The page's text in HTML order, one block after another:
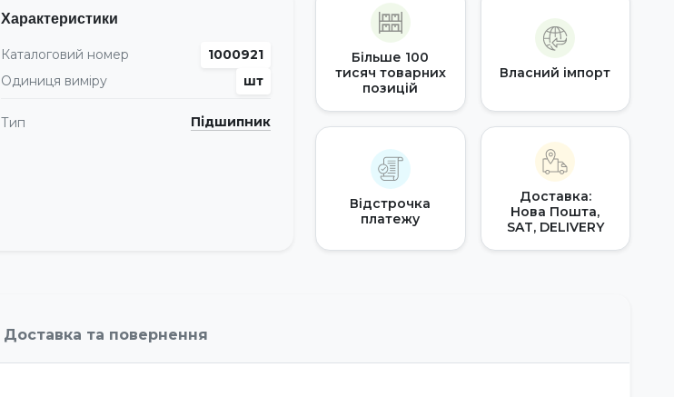
Характеристики
Каталоговий номер
1000921
Одиниця виміру
шт
Тип Підшипник
Більше 100
тисяч товарних
позицій
Власний імпорт
Відстрочка
платежу
Доставка:
Нова Пошта,
SAT, DELIVERY
Доставка та повернення